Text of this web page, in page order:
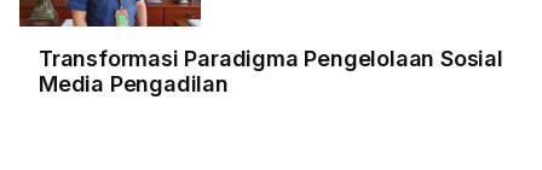
Transformasi Paradigma Pengelolaan Sosial
Media Pengadilan